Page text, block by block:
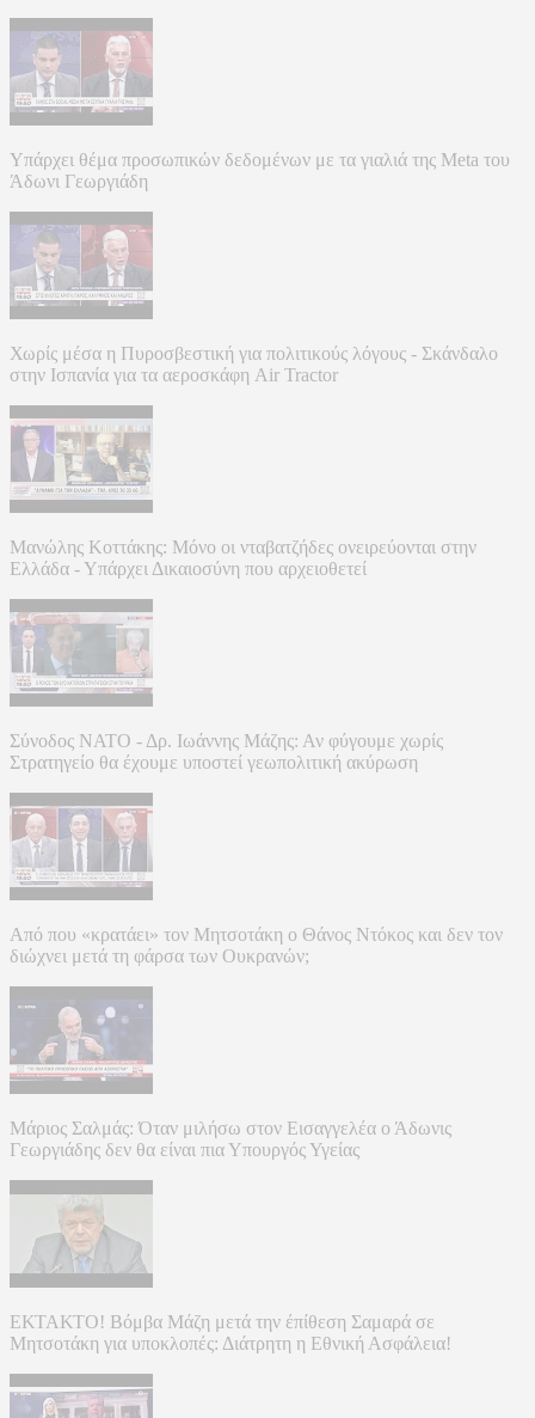
Υπάρχει θέμα προσωπικών δεδομένων με τα γιαλιά της Meta του
Άδωνι Γεωργιάδη
Χωρίς μέσα η Πυροσβεστική για πολιτικούς λόγους - Σκάνδαλο
στην Ισπανία για τα αεροσκάφη Air Tractor
Μανώλης Κοττάκης: Μόνο οι νταβατζήδες ονειρεύονται στην
Ελλάδα - Υπάρχει Δικαιοσύνη που αρχειοθετεί
Σύνοδος ΝΑΤΟ - Δρ. Ιωάννης Μάζης: Αν φύγουμε χωρίς
Στρατηγείο θα έχουμε υποστεί γεωπολιτική ακύρωση
Από που «κρατάει» τον Μητσοτάκη ο Θάνος Ντόκος και δεν τον
διώχνει μετά τη φάρσα των Ουκρανών;
Μάριος Σαλμάς: Όταν μιλήσω στον Εισαγγελέα ο Άδωνις
Γεωργιάδης δεν θα είναι πια Υπουργός Υγείας
ΕΚΤΑΚΤΟ! Βόμβα Μάζη μετά την έπίθεση Σαμαρά σε
Μητσοτάκη για υποκλοπές: Διάτρητη η Εθνική Ασφάλεια!